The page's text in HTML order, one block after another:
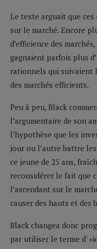
Le texte arguait que
sur le marché. Encore
d’efficience des
gagnaient parfois plus
rationnels qui suivaient
des marchés efficients.
Peu à peu, Black
l’argumentaire de son
l’hypothèse que les
jour ou l’autre battre
ce jeune de 25 ans,
reconsidérer le fait que
l’ascendant sur le
causer des hauts et des
Black changea donc
par utiliser le terme d'